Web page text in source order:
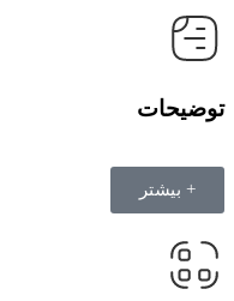
توضیحات
+ بیشتر